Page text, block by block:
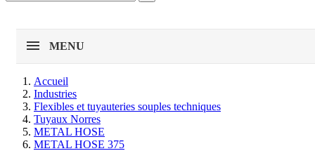
MENU
Accueil
Industries
Flexibles et tuyauteries souples techniques
Tuyaux Norres
METAL HOSE
METAL HOSE 375